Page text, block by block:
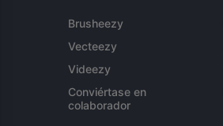
Brusheezy
Vecteezy
Videezy
Conviértase en
colaborador